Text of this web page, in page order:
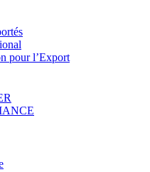
pour l’Export